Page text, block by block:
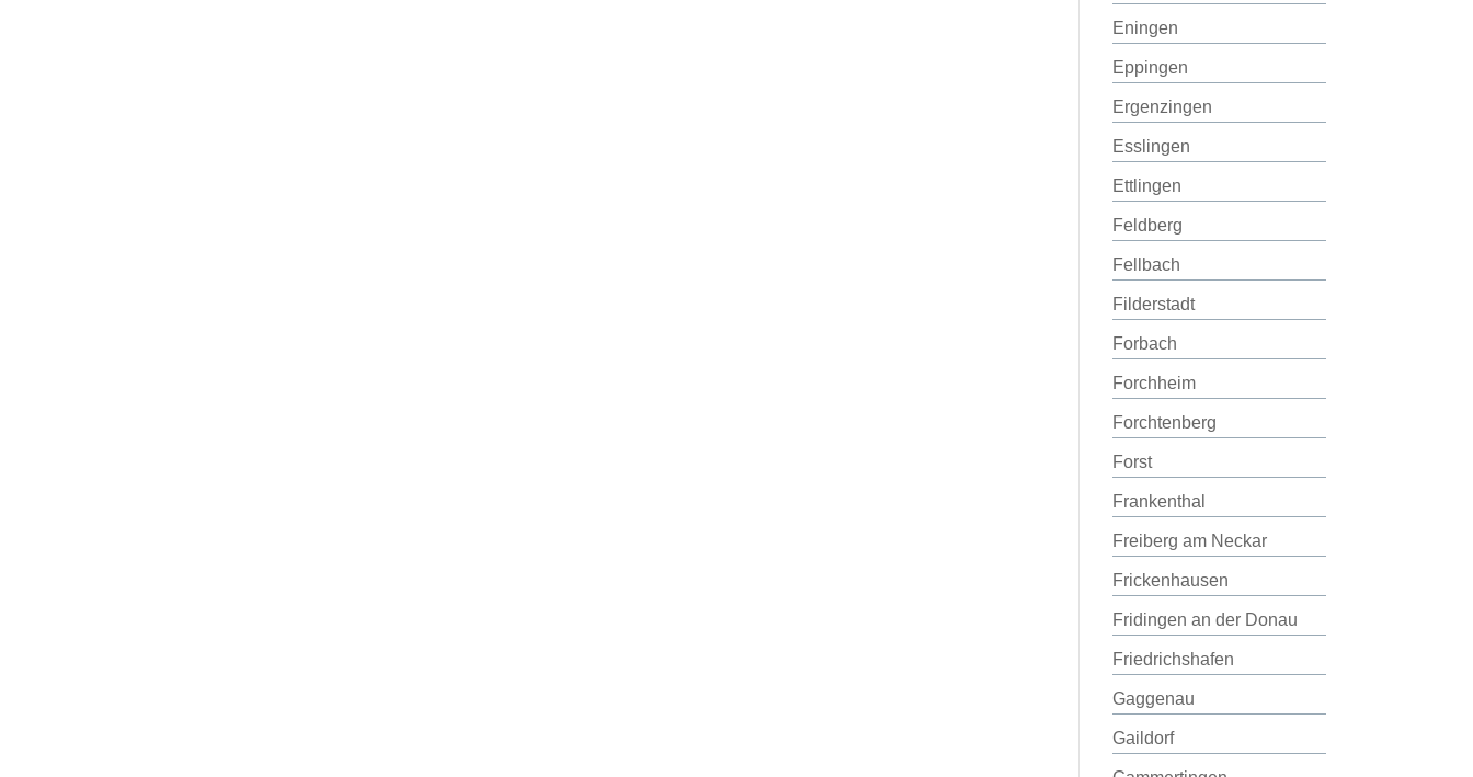
Eningen
Eppingen
Ergenzingen
Esslingen
Ettlingen
Feldberg
Fellbach
Filderstadt
Forbach
Forchheim
Forchtenberg
Forst
Frankenthal
Freiberg am Neckar
Frickenhausen
Fridingen an der Donau
Friedrichshafen
Gaggenau
Gaildorf